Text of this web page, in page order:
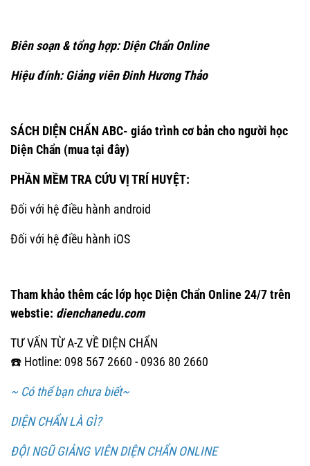
Biên soạn & tổng hợp: Diện Chẩn Online
Hiệu đính: Giảng viên Đinh Hương Thảo
SÁCH DIỆN CHẨN ABC- giáo trình cơ bản cho người học
Diện Chẩn (mua tại đây)
PHẦN MỀM TRA CỨU VỊ TRÍ HUYỆT:
Đối với hệ điều hành android
Đối với hệ điều hành iOS
Tham khảo thêm các lớp học Diện Chẩn Online 24/7 trên
webstie: dienchanedu.com
TƯ VẤN TỪ A-Z VỀ DIỆN CHẨN
☎️ Hotline: 098 567 2660 - 0936 80 2660
~ Có thể bạn chưa biết~
DIỆN CHẨN LÀ GÌ?
ĐỘI NGŨ GIẢNG VIÊN DIỆN CHẨN ONLINE